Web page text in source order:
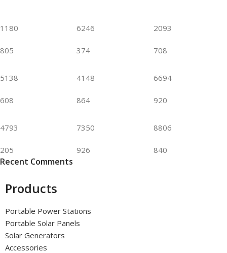
1180
805
6246
374
2093
708
5138
608
4148
864
6694
920
4793
205
7350
926
8806
840
Recent Comments
Products
Portable Power Stations
Portable Solar Panels
Solar Generators
Accessories